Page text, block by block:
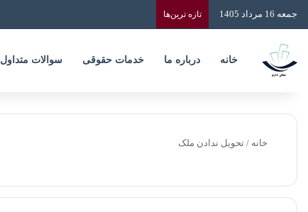
جمعه 16 مرداد 1405 تازه‌ ترین‌ها
خانه درباره ما خدمات حقوقی سوالات متداول
خانه / تحویل ندادن ملک